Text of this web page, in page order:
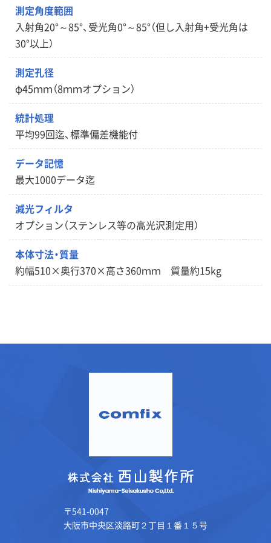
測定角度範囲
入射角20°～85°、受光角0°～85°（但し入射角+受光角は
30°以上）
測定孔径
φ45ｍｍ（8ｍｍオプション）
統計処理
平均99回迄、標準偏差機能付
データ記憶
最大1000データ迄
減光フィルタ
オプション（ステンレス等の高光沢測定用）
本体寸法・質量
約幅510×奥行370×高さ360ｍｍ 質量約15kg
〒541-0047
大阪市中央区淡路町２丁目１番１５号